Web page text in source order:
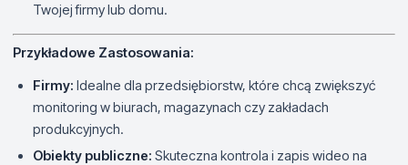
Twojej firmy lub domu.
Przykładowe Zastosowania:
Firmy: Idealne dla przedsiębiorstw, które chcą zwiększyć
monitoring w biurach, magazynach czy zakładach
produkcyjnych.
Obiekty publiczne: Skuteczna kontrola i zapis wideo na